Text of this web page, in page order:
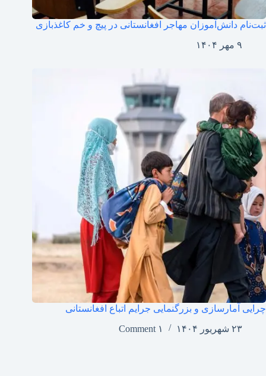
ثبت‌نام دانش‌آموزان مهاجر افغانستانی در پیچ و خم کاغذبازی
۹ مهر ۱۴۰۴
چرایی آمارسازی و بزرگنمایی جرایم اتباع افغانستانی
۲۳ شهریور ۱۴۰۴
۱ Comment